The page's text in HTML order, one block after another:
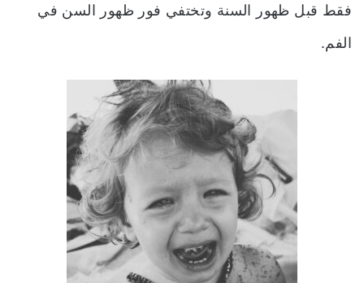
فقط قبل ظهور السنة وتختفي فور ظهور السن في
الفم.